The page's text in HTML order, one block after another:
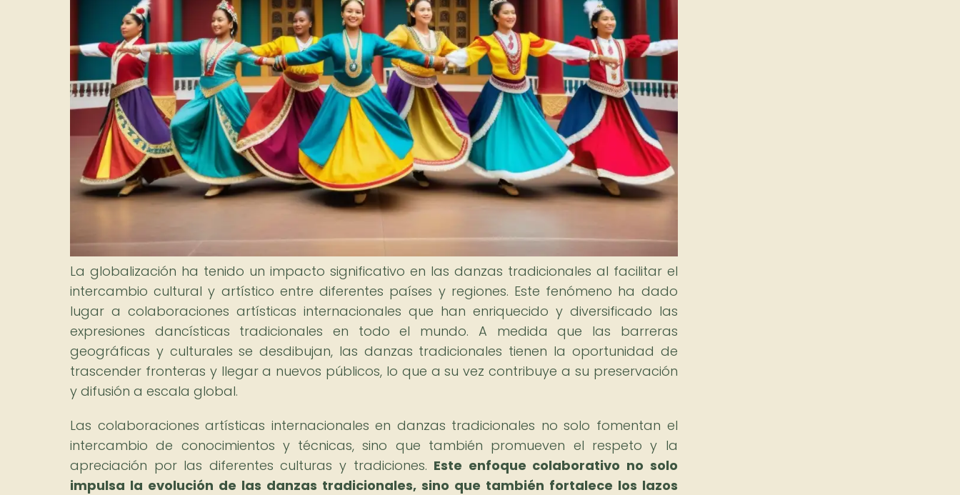
La globalización ha tenido un impacto significativo en las danzas tradicionales al facilitar el
intercambio cultural y artístico entre diferentes países y regiones. Este fenómeno ha dado
lugar a colaboraciones artísticas internacionales que han enriquecido y diversificado las
expresiones dancísticas tradicionales en todo el mundo. A medida que las barreras
geográficas y culturales se desdibujan, las danzas tradicionales tienen la oportunidad de
trascender fronteras y llegar a nuevos públicos, lo que a su vez contribuye a su preservación
y difusión a escala global.
Las colaboraciones artísticas internacionales en danzas tradicionales no solo fomentan el
intercambio de conocimientos y técnicas, sino que también promueven el respeto y la
apreciación por las diferentes culturas y tradiciones. Este enfoque colaborativo no solo
impulsa la evolución de las danzas tradicionales, sino que también fortalece los lazos